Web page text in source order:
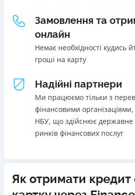
Погашення
В касах і терміналах відділень
Онлайн (через сайт або інтернет-
Через термінали
Через термінали Приватбанку
Ліцензія НБУ
Ліцензія переоформлена 27.03.2024
Вся інформація про кредит
ОТРИМАТИ ПОЗИКУ
Щомісячна комісія
від 0%
Переваги
Акція: ставка 0,01% на перший
Швидкий онлайн кредит на
застави та поручителів;
Процес повністю
хвилин;
Видача коштів відбувається
Недоліки
Нема програми лояльності для
Замовлення та
онлайн
Немає необхідності кудись
гроші на карту
Надійні партнери
Ми працюємо тільки з
фінансовими
НБУ, що здійснює державне
ринків фінансових послуг
Як отримати кредит